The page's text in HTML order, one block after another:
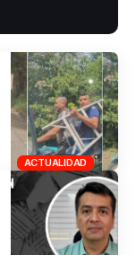
ACTUALIDAD